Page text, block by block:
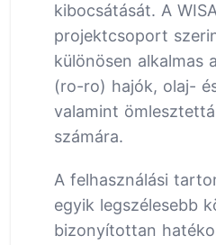
kibocsátását. A
projektcsoport
különösen alkalmas
(ro-ro) hajók, olaj-
valamint
számára.
A felhasználási
egyik legszélesebb
bizonyítottan